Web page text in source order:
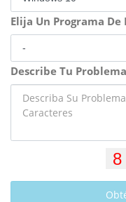
Elija Un Programa
Describe Tu Problema